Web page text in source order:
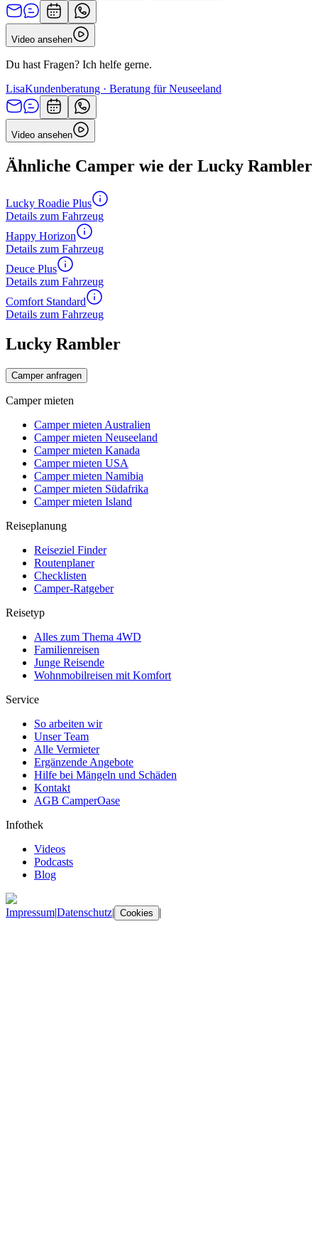
Video ansehen
Du hast Fragen? Ich helfe gerne.
LisaKundenberatung · Beratung für Neuseeland
Video ansehen
Ähnliche Camper wie der Lucky Rambler
Lucky Roadie Plus
Details zum Fahrzeug
Happy Horizon
Details zum Fahrzeug
Deuce Plus
Details zum Fahrzeug
Comfort Standard
Details zum Fahrzeug
Lucky Rambler
Camper anfragen
Camper mieten
Camper mieten Australien
Camper mieten Neuseeland
Camper mieten Kanada
Camper mieten USA
Camper mieten Namibia
Camper mieten Südafrika
Camper mieten Island
Reiseplanung
Reiseziel Finder
Routenplaner
Checklisten
Camper-Ratgeber
Reisetyp
Alles zum Thema 4WD
Familienreisen
Junge Reisende
Wohnmobilreisen mit Komfort
Service
So arbeiten wir
Unser Team
Alle Vermieter
Ergänzende Angebote
Hilfe bei Mängeln und Schäden
Kontakt
AGB CamperOase
Infothek
Videos
Podcasts
Blog
Impressum|Datenschutz| Cookies |